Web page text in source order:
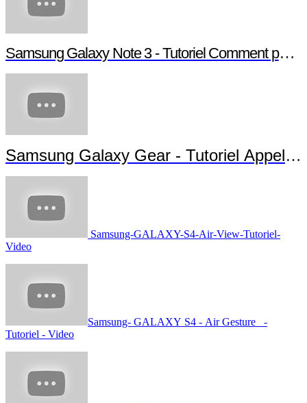
Samsung Galaxy Note 3 - Tutoriel Comment
Samsung Galaxy Gear - Tutoriel Appels
Samsung-GALAXY-S4-Air-View-Tutoriel-
Video
Samsung- GALAXY S4 - Air Gesture -
Tutoriel - Video